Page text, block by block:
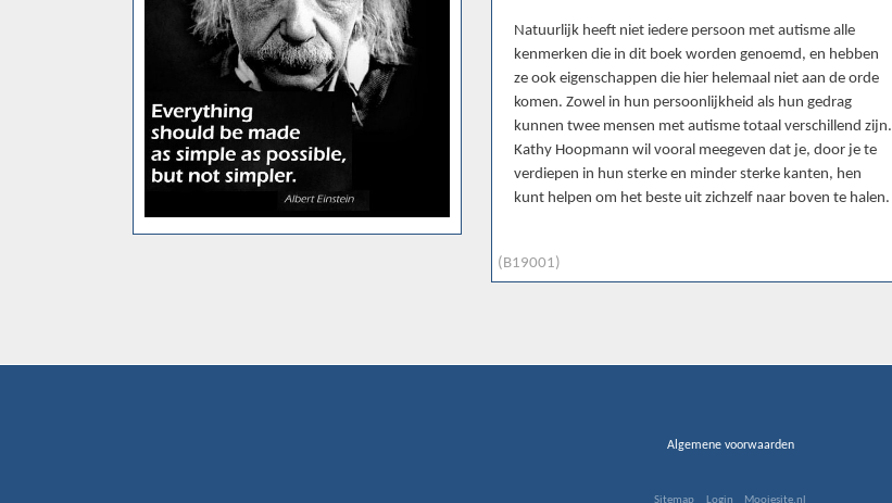
(B19001)
Natuurlijk heeft niet iedere persoon met autisme alle
kenmerken die in dit boek worden genoemd, en hebben
ze ook eigenschappen die hier helemaal niet aan de orde
komen. Zowel in hun persoonlijkheid als hun gedrag
kunnen twee mensen met autisme totaal verschillend zijn.
Kathy Hoopmann wil vooral meegeven dat je, door je te
verdiepen in hun sterke en minder sterke kanten, hen
kunt helpen om het beste uit zichzelf naar boven te halen.
Algemene voorwaarden
Sitemap Login Mooiesite.nl